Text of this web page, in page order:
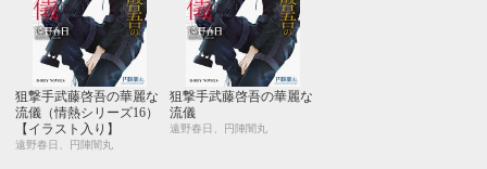
狙撃手武藤啓吾の華麗な
流儀（情熱シリーズ16）
【イラスト入り】
遠野春日、円陣闇丸
狙撃手武藤啓吾の華麗な
流儀
遠野春日、円陣闇丸